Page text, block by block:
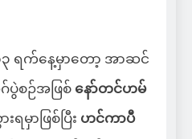
ရက်နေ့မှာတော့ အာဆင်
ပွဲစဉ်အဖြစ် နော်တင်ဟမ်
မှာဖြစ်ပြီး ဟင်ကာပီ